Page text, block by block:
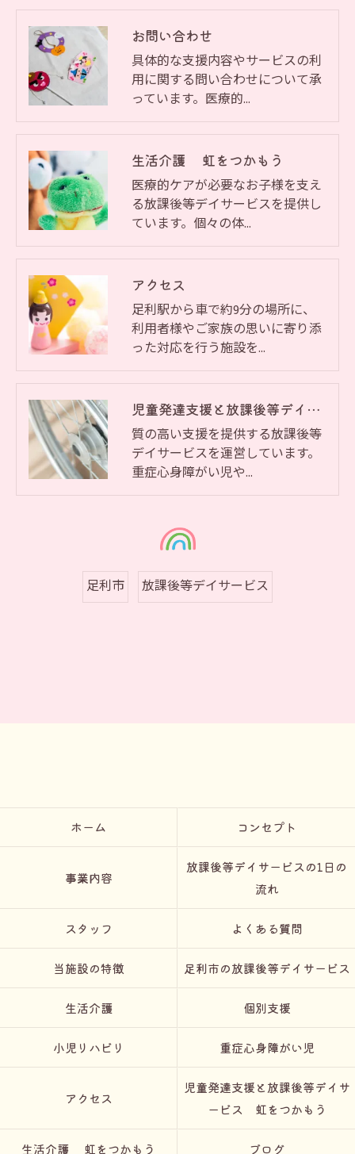
お問い合わせ
具体的な支援内容やサービスの利
用に関する問い合わせについて承
っています。医療的…
生活介護 虹をつかもう
医療的ケアが必要なお子様を支え
る放課後等デイサービスを提供し
ています。個々の体…
アクセス
足利駅から車で約9分の場所に、
利用者様やご家族の思いに寄り添
った対応を行う施設を…
児童発達支援と放課後等デイサービス 虹をつかもう
質の高い支援を提供する放課後等
デイサービスを運営しています。
重症心身障がい児や…
足利市 放課後等デイサービス
ホーム コンセプト
事業内容
放課後等デイサービスの1日の
流れ
スタッフ よくある質問
当施設の特徴 足利市の放課後等デイサービス
生活介護 個別支援
小児リハビリ 重症心身障がい児
アクセス
児童発達支援と放課後等デイサ
ービス 虹をつかもう
生活介護 虹をつかもう ブログ